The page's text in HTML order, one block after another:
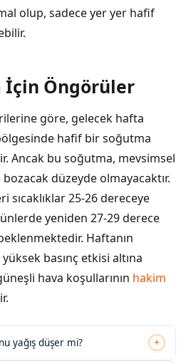
olup, sadece yer yer hafif
İçin Öngörüler
göre, gelecek hafta
hafif bir soğutma
Ancak bu soğutma, mevsimsel
düzeyde olmayacaktır.
sıcaklıklar 25-26 dereceye
yeniden 27-29 derece
Haftanın
basınç etkisi altına
hava koşullarının hakim
yağış düşer mi? +